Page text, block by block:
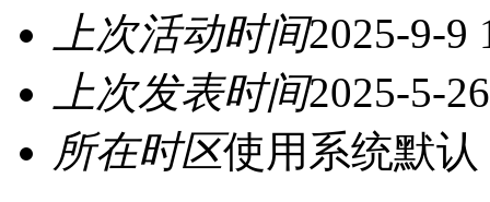
上次活动时间2025-9-9
上次发表时间2025-5-
所在时区使用系统默认